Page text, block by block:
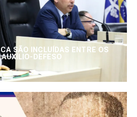
SÃO INCLUÍDAS ENTRE OS
AUXÍLIO-DEFESO